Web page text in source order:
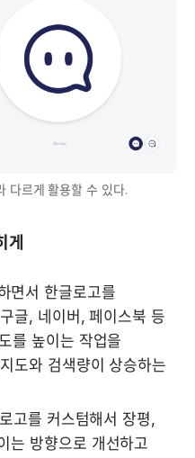
다르게 활용할 수 있다.
게
면서 한글로고를
글, 네이버, 페이스북 등
를 높이는 작업을
도와 검색량이 상승하는
고를 커스텀해서 장평,
는 방향으로 개선하고